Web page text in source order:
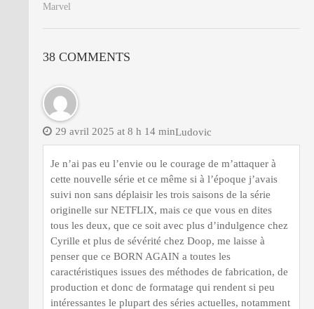
Marvel
38 COMMENTS
Ludovic
29 avril 2025 at 8 h 14 min
Je n’ai pas eu l’envie ou le courage de m’attaquer à
cette nouvelle série et ce même si à l’époque j’avais
suivi non sans déplaisir les trois saisons de la série
originelle sur NETFLIX, mais ce que vous en dites
tous les deux, que ce soit avec plus d’indulgence chez
Cyrille et plus de sévérité chez Doop, me laisse à
penser que ce BORN AGAIN a toutes les
caractéristiques issues des méthodes de fabrication, de
production et donc de formatage qui rendent si peu
intéressantes le plupart des séries actuelles, notamment